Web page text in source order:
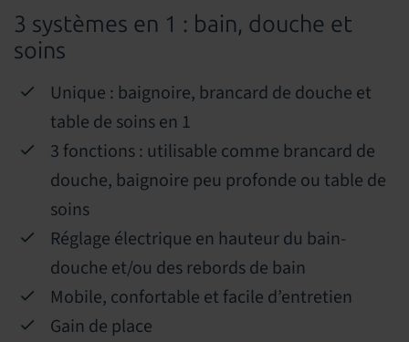
3 systèmes en 1 : bain, douche et
soins
Unique : baignoire, brancard de douche et
table de soins en 1
3 fonctions : utilisable comme brancard de
douche, baignoire peu profonde ou table de
soins
Réglage électrique en hauteur du bain-
douche et/ou des rebords de bain
Mobile, confortable et facile d’entretien
Gain de place